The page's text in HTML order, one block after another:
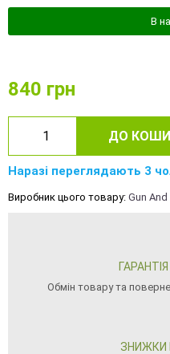
В
840 грн
ДО
Наразі переглядають 3
Виробник цього товару: Gun And
Обмін товару та
ЗНИЖКИ